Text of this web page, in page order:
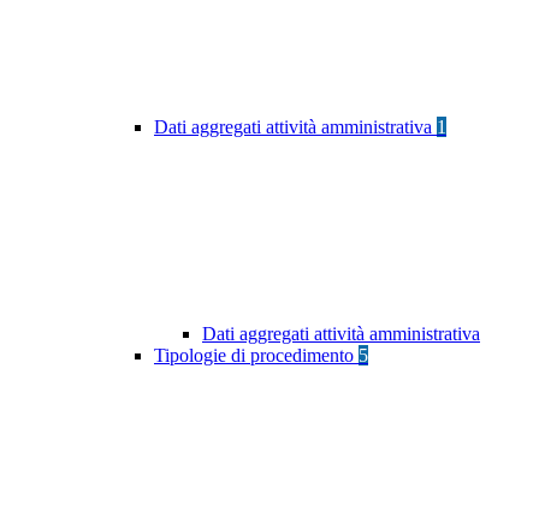
Dati aggregati attività amministrativa 1
Dati aggregati attività amministrativa
Tipologie di procedimento 5